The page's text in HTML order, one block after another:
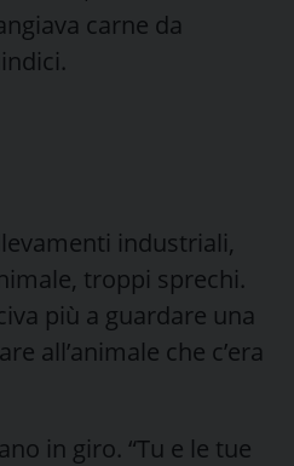
carne da
industriali,
troppi sprechi.
più a guardare una
all’animale che c’era
in giro. “Tu e le tue